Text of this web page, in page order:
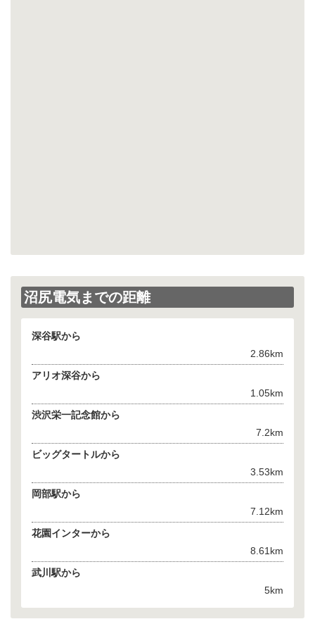
沼尻電気までの距離
深谷駅から
2.86km
アリオ深谷から
1.05km
渋沢栄一記念館から
7.2km
ビッグタートルから
3.53km
岡部駅から
7.12km
花園インターから
8.61km
武川駅から
5km